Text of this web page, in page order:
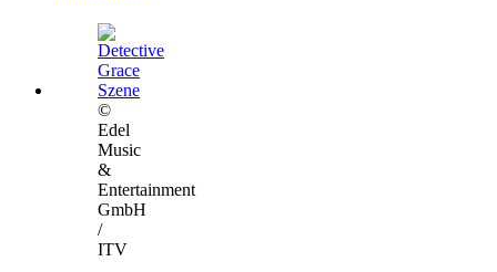
©
Edel
Music
&
Entertainment
GmbH
/
ITV